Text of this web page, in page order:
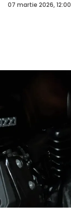
07 martie 2026, 12:00